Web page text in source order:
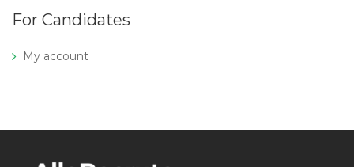
For Candidates
My account